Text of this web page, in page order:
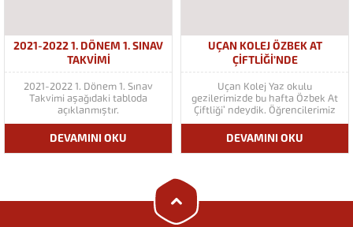
2021-2022 1. DÖNEM 1. SINAV
TAKVIMI
2021-2022 1. Dönem 1. Sınav
Takvimi aşağıdaki tabloda
açıklanmıştır.
DEVAMINI OKU
UÇAN KOLEJ ÖZBEK AT
ÇIFTLIĞI’NDE
Uçan Kolej Yaz okulu
gezilerimizde bu hafta Özbek At
Çiftliği’ ndeydik. Öğrencilerimiz
önce Pony’lerle tur attılar. Daha
sonra çiftlikteki hayvanlarla
eğlenceli zaman geçirdiler. Öğle
yemeğinin ardından
DEVAMINI OKU
Uçan Kolej
Cevap Yaz